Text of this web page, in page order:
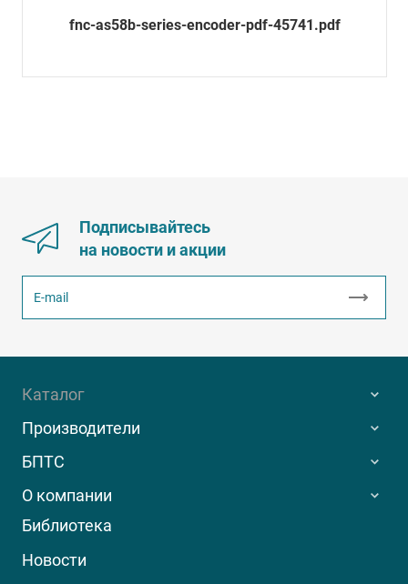
fnc-as58b-series-encoder-pdf-45741.pdf
Подписывайтесь
на новости и акции
Каталог
Производители
БПТС
О компании
Библиотека
Новости